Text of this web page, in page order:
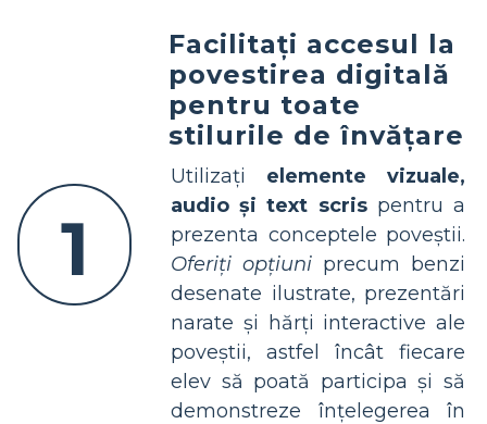
1
Facilitați accesul la
povestirea digitală
pentru toate
stilurile de învățare
Utilizați elemente vizuale,
audio și text scrispentru a
prezenta conceptele poveștii.
Oferiți opțiuni precum benzi
desenate ilustrate, prezentări
narate și hărți interactive ale
poveștii, astfel încât fiecare
elev să poată participa și să
demonstreze înțelegerea în